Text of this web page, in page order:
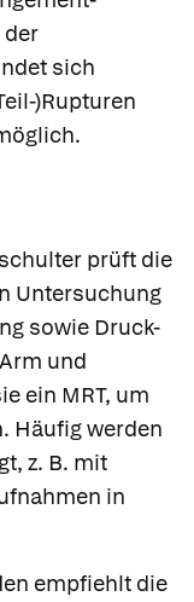
der
sich
)Rupturen
prüft die
Untersuchung
sowie Druck-
und
ein MRT, um
Häufig werden
z. B. mit
in
empfiehlt die